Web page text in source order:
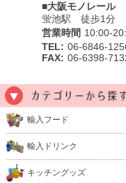
■大阪モノレール
蛍池駅 徒歩1分
営業時間 10:00-
TEL: 06-6846-
FAX: 06-6398-
輸入フード
輸入ドリンク
キッチングッズ